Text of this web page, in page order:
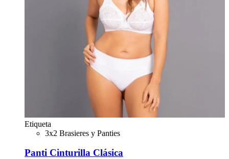
Etiqueta
3x2 Brasieres y Panties
Panti Cinturilla Clásica